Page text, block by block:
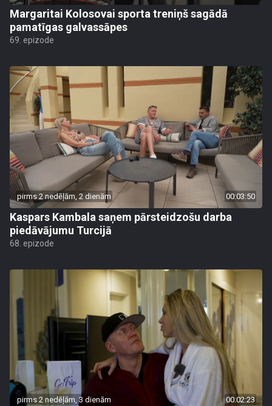
Margaritai Kolosovai sporta treniņš sagādā
pamatīgas galvassāpes
69. epizode
pirms 2 nedēļām, 2 dienām 00:03:50
Kaspars Kambala saņem pārsteidzošu darba
piedāvājumu Turcijā
68. epizode
pirms 2 nedēļām, 3 dienām 00:02:23